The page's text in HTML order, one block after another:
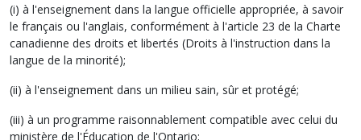
(i) à l'enseignement dans la langue officielle appropriée, à savoir
le français ou l'anglais, conformément à l'article 23 de la Charte
canadienne des droits et libertés (Droits à l'instruction dans la
langue de la minorité);
(ii) à l'enseignement dans un milieu sain, sûr et protégé;
(iii) à un programme raisonnablement compatible avec celui du
ministère de l'Éducation de l'Ontario;